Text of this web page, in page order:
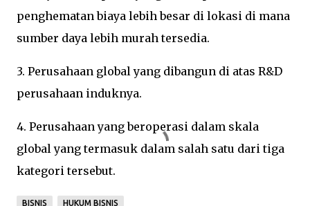
penghematan biaya lebih besar di lokasi di mana
sumber daya lebih murah tersedia.
3. Perusahaan global yang dibangun di atas R&D
perusahaan induknya.
4. Perusahaan yang beroperasi dalam skala
global yang termasuk dalam salah satu dari tiga
kategori tersebut.
BISNIS HUKUM BISNIS